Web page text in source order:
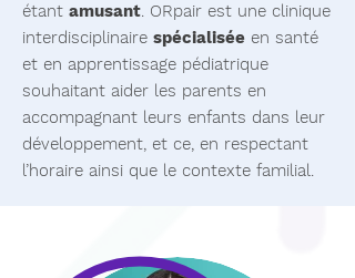
étant amusant. ORpair est une clinique
interdisciplinaire spécialisée en santé
et en apprentissage pédiatrique
souhaitant aider les parents en
accompagnant leurs enfants dans leur
développement, et ce, en respectant
l’horaire ainsi que le contexte familial.